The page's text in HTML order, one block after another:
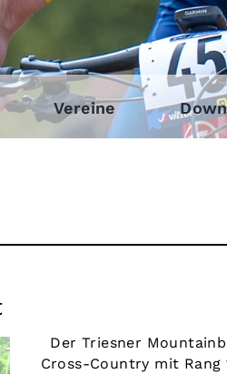
Vereine
Der Triesner
Cross-Country mit